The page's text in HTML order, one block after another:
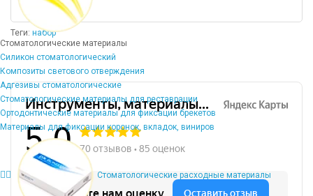
Стоматологические материалы
Силикон стоматологический
Композиты светового отверждения
Адгезивы стоматологические
Стоматологические материалы для реставрации
Ортодонтические материалы для фиксации брекетов
Материалы для фиксации коронок, вкладок, виниров
Стоматологические расходные материалы
Теги: набор